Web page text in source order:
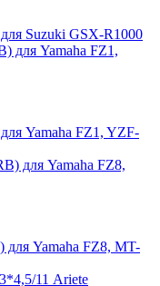
Suzuki GSX-R1000
Yamaha FZ1, YZF-
для Yamaha FZ8, MT-